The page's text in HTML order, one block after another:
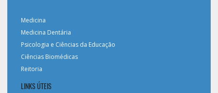
Medicina
Medicina Dentária
Psicologia e Ciências da Educação
Ciências Biomédicas
Reitoria
LINKS ÚTEIS